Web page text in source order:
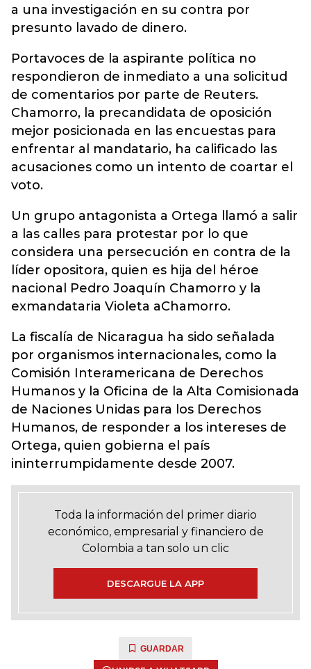
a una investigación en su contra por
presunto lavado de dinero.
Portavoces de la aspirante política no
respondieron de inmediato a una solicitud
de comentarios por parte de Reuters.
Chamorro, la precandidata de oposición
mejor posicionada en las encuestas para
enfrentar al mandatario, ha calificado las
acusaciones como un intento de coartar el
voto.
Un grupo antagonista a Ortega llamó a salir
a las calles para protestar por lo que
considera una persecución en contra de la
líder opositora, quien es hija del héroe
nacional Pedro Joaquín Chamorro y la
exmandataria Violeta aChamorro.
La fiscalía de Nicaragua ha sido señalada
por organismos internacionales, como la
Comisión Interamericana de Derechos
Humanos y la Oficina de la Alta Comisionada
de Naciones Unidas para los Derechos
Humanos, de responder a los intereses de
Ortega, quien gobierna el país
ininterrumpidamente desde 2007.
Toda la información del primer diario
económico, empresarial y financiero de
Colombia a tan solo un clic
DESCARGUE LA APP
GUARDAR